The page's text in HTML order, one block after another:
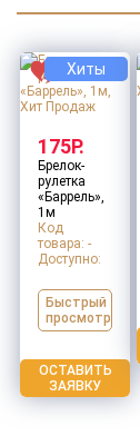
Хиты
175Р.
Брелок-
рулетка
«Баррель»,
1м
Код
товара: -
Доступно:
Быстрый
просмотр
ОСТАВИТЬ
ЗАЯВКУ